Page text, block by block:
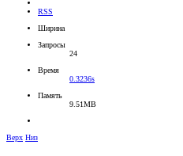
RSS
Ширина
Запросы
24
Время
0.3236s
Память
9.51MB
Верх Низ